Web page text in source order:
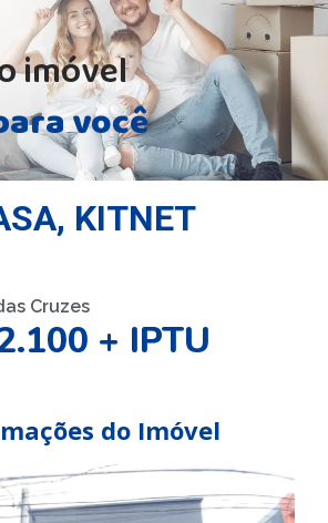
imóvel
você
, KITNET
Cruzes
+ IPTU
do Imóvel